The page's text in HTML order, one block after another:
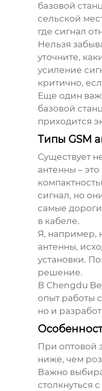
базовой
сельской
где сигнал
Нельзя
уточните,
усиление
критично,
Еще один
базовой
приходится
Типы GSM
Существует
антенны –
сигнал, но
самые
в кабеле.
Я, например,
антенны,
установки.
решение.
В Chengdu
опыт работы
но и
При оптовой
ниже, чем
Важно
столкнуться